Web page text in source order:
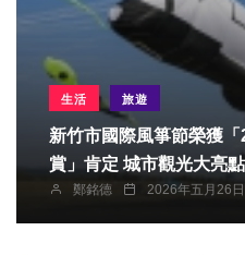
生活 旅遊
新竹市國際風箏節榮獲
賞」肯定 城市觀光大亮
鄭銘德 2026年五月26日